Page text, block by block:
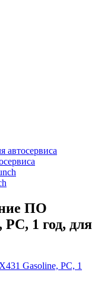
автосервиса
ПО
1 год, для